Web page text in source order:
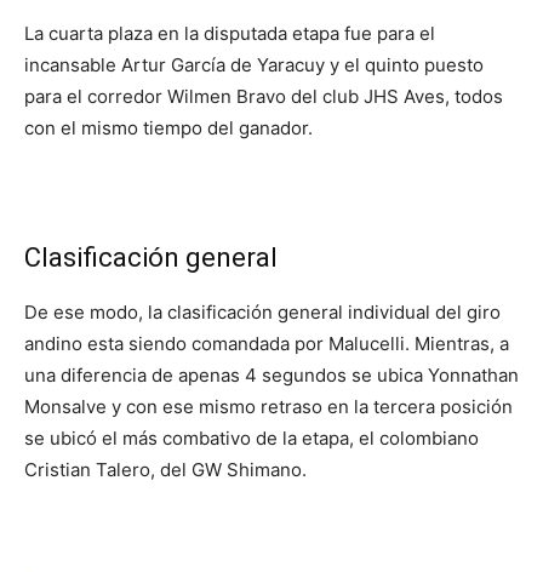
La cuarta plaza en la disputada etapa fue para el
incansable Artur García de Yaracuy y el quinto puesto
para el corredor Wilmen Bravo del club JHS Aves, todos
con el mismo tiempo del ganador.
Clasificación general
De ese modo, la clasificación general individual del giro
andino esta siendo comandada por Malucelli. Mientras, a
una diferencia de apenas 4 segundos se ubica Yonnathan
Monsalve y con ese mismo retraso en la tercera posición
se ubicó el más combativo de la etapa, el colombiano
Cristian Talero, del GW Shimano.